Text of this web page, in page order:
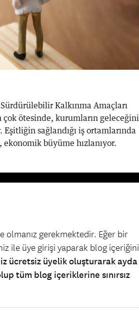
Kalkınma Amaçları
çok ötesinde, kurumların geleceğini
sağlandığı iş ortamlarında
büyüme hızlanıyor.
gerekmektedir. Eğer bir
ile üye girişi yaparak blog içeriğini
ücretsiz üyelik oluşturarak ayda
tüm blog içeriklerine sınırsız